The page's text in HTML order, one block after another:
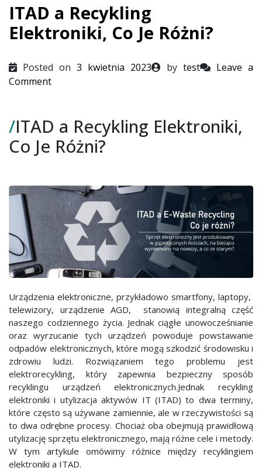
ITAD a Recykling
Elektroniki, Co Je Różni?
Posted on 3 kwietnia 2023 by test
Leave a
Commenton
Recykling
Elektroniki,
Co
/ITAD a Recykling Elektroniki,
Co Je Różni?
Urządzenia elektroniczne, przykładowo smartfony, laptopy,
telewizory, urządzenie AGD, stanowią integralną część
naszego codziennego życia. Jednak ciągłe unowocześnianie
oraz wyrzucanie tych urządzeń powoduje powstawanie
odpadów elektronicznych, które mogą szkodzić środowisku i
zdrowiu ludzi. Rozwiązaniem tego problemu jest
elektrorecykling, który zapewnia bezpieczny sposób
recyklingu urządzeń elektronicznych.Jednak recykling
elektroniki i utylizacja aktywów IT (ITAD) to dwa terminy,
które często są używane zamiennie, ale w rzeczywistości są
to dwa odrębne procesy. Chociaż oba obejmują prawidłową
utylizację sprzętu elektronicznego, mają różne cele i metody.
W tym artykule omówimy różnice między recyklingiem
elektroniki a ITAD.